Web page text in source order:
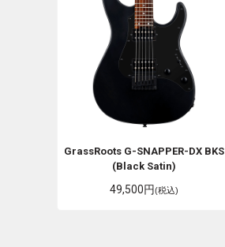
GrassRoots G-SNAPPER-DX BKS
(Black Satin)
49,500円(税込)